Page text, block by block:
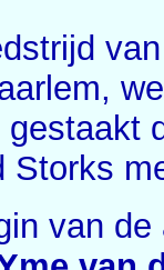
Storks
van